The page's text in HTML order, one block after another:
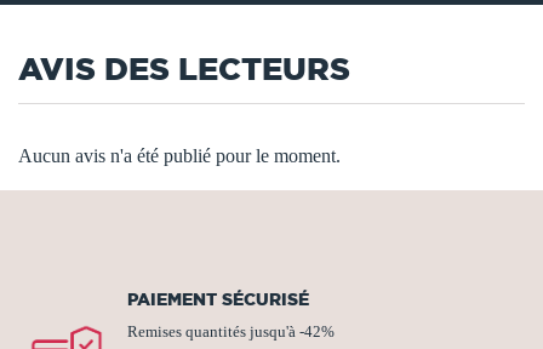
AVIS DES LECTEURS
Aucun avis n'a été publié pour le moment.
PAIEMENT SÉCURISÉ
Remises quantités jusqu'à -42%